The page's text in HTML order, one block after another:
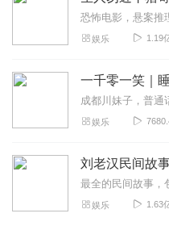
娱乐 1.19
一千零一笑｜
娱乐
刘老汉民间故
娱乐 1.63